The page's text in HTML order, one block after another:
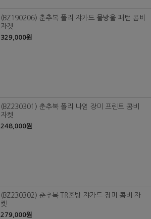
(BZ190206) 춘추복 폴리 쟈가드 물방울 패턴 콤비
자켓
329,000원
(BZ230301) 춘추복 폴리 나염 장미 프린트 콤비
자켓
248,000원
(BZ230302) 춘추복 TR혼방 쟈가드 장미 콤비 자
켓
279,000원